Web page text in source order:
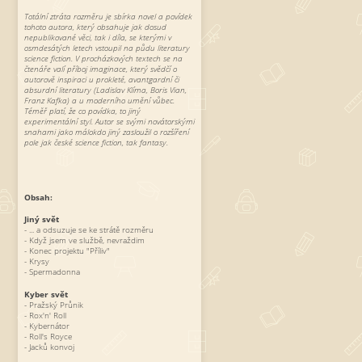
Totální ztráta rozměru je sbírka novel a povídek
tohoto autora, který obsahuje jak dosud
nepublikované věci, tak i díla, se kterými v
osmdesátých letech vstoupil na půdu literatury
science fiction. V procházkových textech se na
čtenáře valí příboj imaginace, který svědčí o
autorově inspiraci u prokleté, avantgardní či
absurdní literatury (Ladislav Klíma, Boris Vian,
Franz Kafka) a u moderního umění vůbec.
Téměř platí, že co povídka, to jiný
experimentální styl. Autor se svými novátorskými
snahami jako málokdo jiný zasloužil o rozšíření
pole jak české science fiction, tak fantasy.
Obsah:
Jiný svět
- ... a odsuzuje se ke strátě rozměru
- Když jsem ve službě, nevraždim
- Konec projektu "Příliv"
- Krysy
- Spermadonna
Kyber svět
- Pražský Průnik
- Rox'n' Roll
- Kybernátor
- Roll's Royce
- Jacků konvoj